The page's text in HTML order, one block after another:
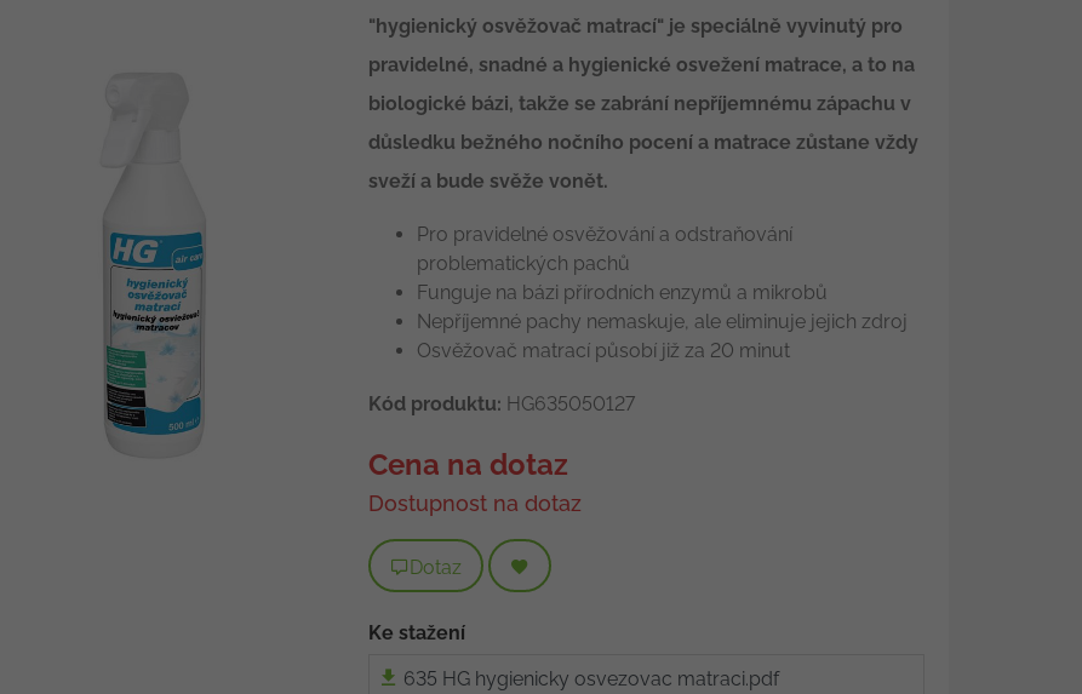
"hygienický osvěžovač matrací" je speciálně vyvinutý pro
pravidelné, snadné a hygienické osvežení matrace, a to na
biologické bázi, takže se zabrání nepříjemnému zápachu v
důsledku bežného nočního pocení a matrace zůstane vždy
sveží a bude svěže vonět.
Pro pravidelné osvěžování a odstraňování
problematických pachů
Funguje na bázi přírodních enzymů a mikrobů
Nepříjemné pachy nemaskuje, ale eliminuje jejich zdroj
Osvěžovač matrací působí již za 20 minut
Kód produktu: HG635050127
Cena na dotaz
Dostupnost na dotaz
Dotaz
Ke stažení
635 HG hygienicky osvezovac matraci.pdf